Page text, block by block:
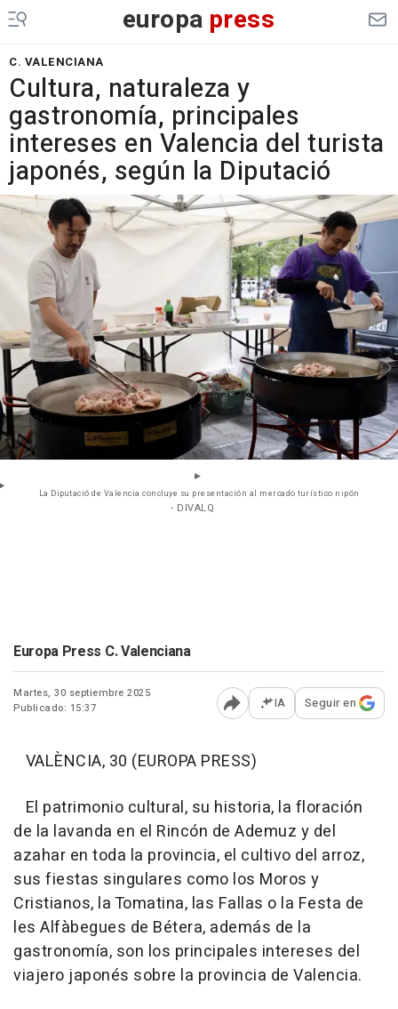
europa press
C. VALENCIANA
Cultura, naturaleza y
gastronomía, principales
intereses en Valencia del turista
japonés, según la Diputació
La Diputació de Valencia concluye su presentación al mercado turístico nipón
- DIVALQ
Europa Press C. Valenciana
Martes, 30 septiembre 2025
Publicado: 15:37
Abrir opciones para
IA Seguir en
VALÈNCIA, 30 (EUROPA PRESS)
El patrimonio cultural, su historia, la floración
de la lavanda en el Rincón de Ademuz y del
azahar en toda la provincia, el cultivo del arroz,
sus fiestas singulares como los Moros y
Cristianos, la Tomatina, las Fallas o la Festa de
les Alfàbegues de Bétera, además de la
gastronomía, son los principales intereses del
viajero japonés sobre la provincia de Valencia.